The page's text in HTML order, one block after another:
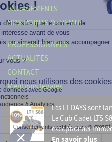
Les LT DAYS sont
LeCub Cadet LTS
exceptionnel
En savoir plus
ENGAGEMENTS
NOS POINTS DE VENTE
PROFESSIONNELS
ACTUALITÉS
CONTACT
Mentions légales
Vie Privée
Plan du site